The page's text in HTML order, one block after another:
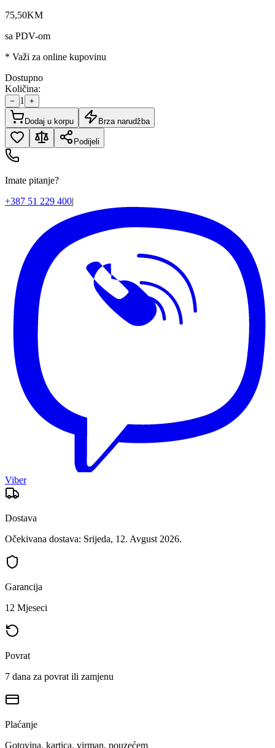
75,50KM
sa PDV-om
* Važi za online kupovinu
Dostupno
Količina:
− 1 +
Dodaj u korpu Brza narudžba
Podijeli
Imate pitanje?
+387 51 229 400|
Viber
Dostava
Očekivana dostava: Srijeda, 12. Avgust 2026.
Garancija
12 Mjeseci
Povrat
7 dana za povrat ili zamjenu
Plaćanje
Gotovina, kartica, virman, pouzećem